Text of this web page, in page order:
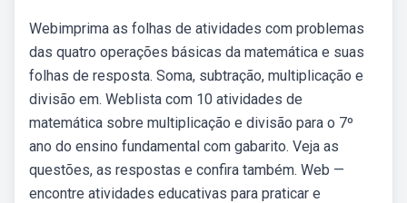
Webimprima as folhas de atividades com problemas
das quatro operações básicas da matemática e suas
folhas de resposta. Soma, subtração, multiplicação e
divisão em. Weblista com 10 atividades de
matemática sobre multiplicação e divisão para o 7º
ano do ensino fundamental com gabarito. Veja as
questões, as respostas e confira também. Web —
encontre atividades educativas para praticar e